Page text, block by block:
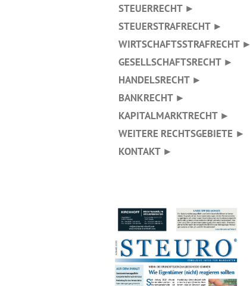
STEUERRECHT ►
STEUERSTRAFRECHT ►
WIRTSCHAFTSSTRAFRECHT ►
GESELLSCHAFTSRECHT ►
HANDELSRECHT ►
BANKRECHT ►
KAPITALMARKTRECHT ►
WEITERE RECHTSGEBIETE ►
KONTAKT ►